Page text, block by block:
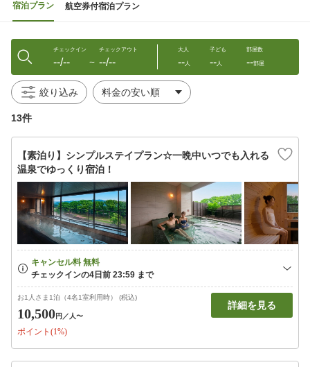
宿泊プラン 航空券付宿泊プラン
チェックイン
--/-- 〜
チェックアウト
--/--
大人
--人
子ども
--人
部屋数
--部屋
絞り込み
13件
【素泊り】シンプルステイプラン☆一晩中いつでも入れる
温泉でゆっくり宿泊！
お1人さま1泊（4名1室利用時） (税込)
10,500円 ／人〜
ポイント(1%)
詳細を見る